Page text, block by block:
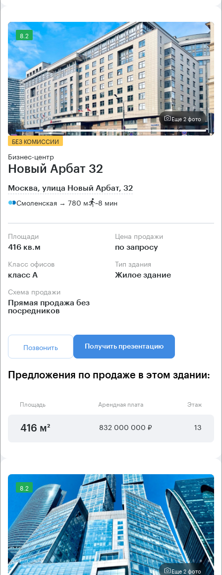
8.2
Еще 2 фото
БЕЗ КОМИССИИ
Бизнес-центр
Новый Арбат 32
Москва, улица Новый Арбат, 32
Смоленская → 780 м ~8 мин
Площади
416 кв.м
Цена продажи
по запросу
Класс офисов
класс А
Тип здания
Жилое здание
Схема продажи
Прямая продажа без
посредников
Позвонить Получить презентацию
Предложения по продаже в этом здании:
Площадь Арендная плата Этаж
416 м² 832 000 000 ₽ 13
8.2
Еще 2 фото